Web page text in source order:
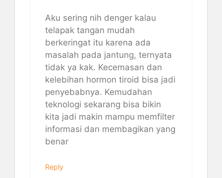
Aku sering nih denger kalau
telapak tangan mudah
berkeringat itu karena ada
masalah pada jantung, ternyata
tidak ya kak. Kecemasan dan
kelebihan hormon tiroid bisa jadi
penyebabnya. Kemudahan
teknologi sekarang bisa bikin
kita jadi makin mampu memfilter
informasi dan membagikan yang
benar
Reply